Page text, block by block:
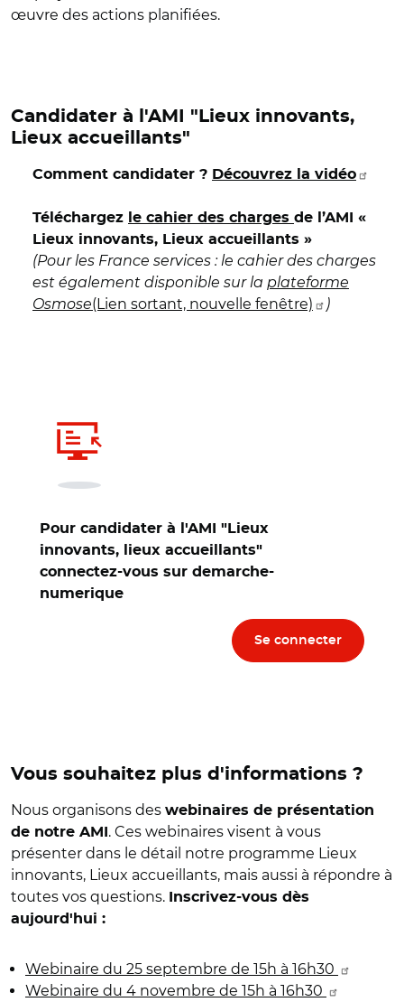
œuvre des actions planifiées.
Candidater à l'AMI "Lieux innovants,
Lieux accueillants"
Comment candidater ? Découvrez la vidéo
Téléchargez le cahier des charges de l’AMI «
Lieux innovants, Lieux accueillants »
(Pour les France services : le cahier des charges
est également disponible sur la plateforme
Osmose(Lien sortant, nouvelle fenêtre) )
Pour candidater à l'AMI "Lieux
innovants, lieux accueillants"
connectez-vous sur demarche-
numerique
Se connecter
Vous souhaitez plus d'informations ?
Nous organisons des webinaires de présentation
de notre AMI. Ces webinaires visent à vous
présenter dans le détail notre programme Lieux
innovants, Lieux accueillants, mais aussi à répondre à
toutes vos questions. Inscrivez-vous dès
aujourd'hui :
Webinaire du 25 septembre de 15h à 16h30
Webinaire du 4 novembre de 15h à 16h30